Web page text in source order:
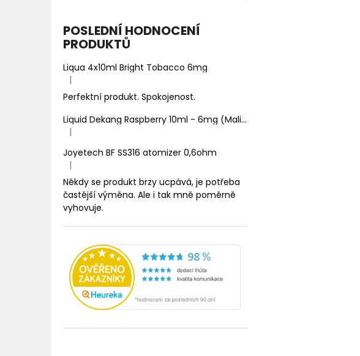
POSLEDNÍ HODNOCENÍ
PRODUKTŮ
Liqua 4x10ml Bright Tobacco 6mg
Hodnocení produktu je 5 z 5 hvězdiček.
|
Perfektní produkt. Spokojenost.
Liquid Dekang Raspberry 10ml - 6mg (Malina)
Hodnocení produktu je 1 z 5 hvězdiček.
|
Joyetech BF SS316 atomizer 0,6ohm
Hodnocení produktu je 5 z 5 hvězdiček.
|
Někdy se produkt brzy ucpává, je potřeba
častější výměna. Ale i tak mně poměrně
vyhovuje.